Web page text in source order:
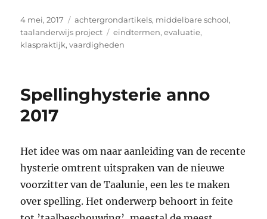
Geplaatst
op
4 mei, 2017 Categorieën
achtergrondartikels, middelbare school,
taalanderwijs project
Tags
eindtermen,evaluatie,
klaspraktijk,vaardigheden
Spellinghysterie anno
2017
Het idee was om naar aanleiding van de recente
hysterie omtrent uitspraken van de nieuwe
voorzitter van de Taalunie, een les te maken
over spelling. Het onderwerp behoort in feite